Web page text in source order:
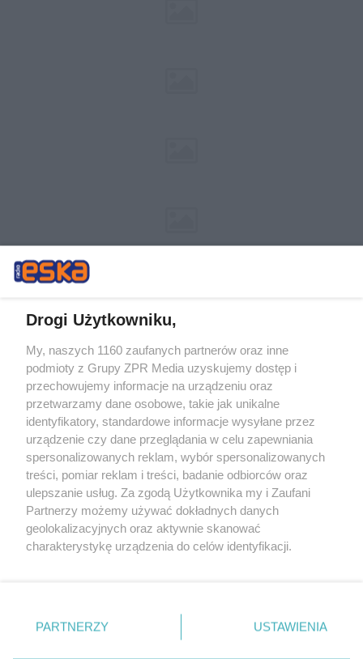
Żaden utwór zamieszczony w serwisie nie może być powielany i
rozpowszechniany lub dalej rozpowszechniany w jakikolwiek sposób (w
tym także elektroniczny lub mechaniczny) na jakimkolwiek polu
eksploatacji w jakiejkolwiek formie, włącznie z umieszczaniem w
Internecie bez pisemnej zgody właściciela praw. Jakiekolwiek użycie lub
wykorzystanie utworów w całości lub w części z naruszeniem prawa,
tzn. bez właściwej zgody, jest zabronione pod groźbą kary i może być
ścigane prawnie.
Drogi Użytkowniku,
My, naszych 1160 zaufanych partnerów oraz inne
podmioty z Grupy ZPR Media uzyskujemy dostęp i
przechowujemy informacje na urządzeniu oraz
przetwarzamy dane osobowe, takie jak unikalne
identyfikatory, standardowe informacje wysyłane przez
urządzenie czy dane przeglądania w celu zapewniania
spersonalizowanych reklam, wybór spersonalizowanych
treści, pomiar reklam i treści, badanie odbiorców oraz
ulepszanie usług. Za zgodą Użytkownika my i Zaufani
Partnerzy możemy używać dokładnych danych
geolokalizacyjnych oraz aktywnie skanować
charakterystykę urządzenia do celów identyfikacji.
zmienić/wycofać klikając przycisk ustawień prywatności
znajdujący się w lewym dolnym rogu strony
rodzaje przetwarzania danych nie wymagają zgody
PARTNERZY USTAWIENIA